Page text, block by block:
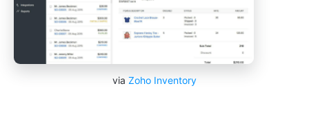
via Zoho Inventory